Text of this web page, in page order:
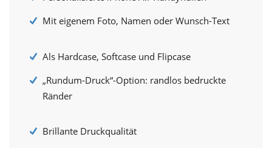
Mit eigenem Foto, Namen oder Wunsch-Text
Als Hardcase, Softcase und Flipcase
„Rundum-Druck“-Option: randlos bedruckte
Ränder
Brillante Druckqualität